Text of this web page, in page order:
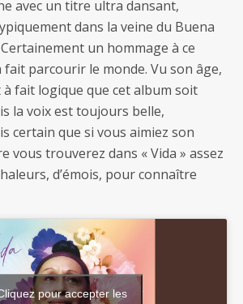
avec un titre ultra dansant,
dans la veine du Buena
un hommage à ce
parcourir le monde. Vu son âge,
fait logique que cet album soit
la voix est toujours belle,
certain que si vous aimiez son
vous trouverez dans « Vida » assez
d’émois, pour connaître
pour accepter les